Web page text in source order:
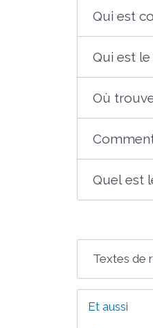
Qui est
Qui est
Où
Quel est
Textes de
Et aussi